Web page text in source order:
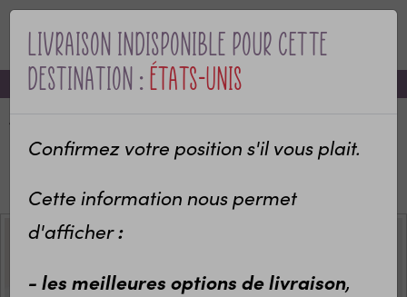
MENU
-10% sur votre première commande avec le code bienvenue
Livraison indisponible pour cette
destination :États-Unis
Confirmez votre position s'il vous plait.
Cette information nous permet
d'afficher:
- les meilleures options de livraison,
Décoration chambre enfant
Tirelire personnalisée enfant